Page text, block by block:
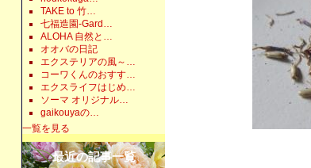
TAKE to 竹…
七福造園-Gard…
ALOHA 自然と…
オオバの日記
エクステリアの風～…
コーワくんのおすす…
エクスライフはじめ…
ソーマ オリジナル…
gaikouyaの…
一覧を見る
最近の記事一覧